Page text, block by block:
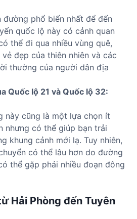
phổ biến nhất để đến
quốc lộ này có cảnh quan
thể đi qua nhiều vùng quê,
đẹp của thiên nhiên và các
thường của người dân địa
Quốc lộ 21 và Quốc lộ 32:
này cũng là một lựa chọn ít
nhưng có thể giúp bạn trải
khung cảnh mới lạ. Tuy nhiên,
có thể lâu hơn do đường
thể gặp phải nhiều đoạn đông
Hải Phòng đến Tuyên